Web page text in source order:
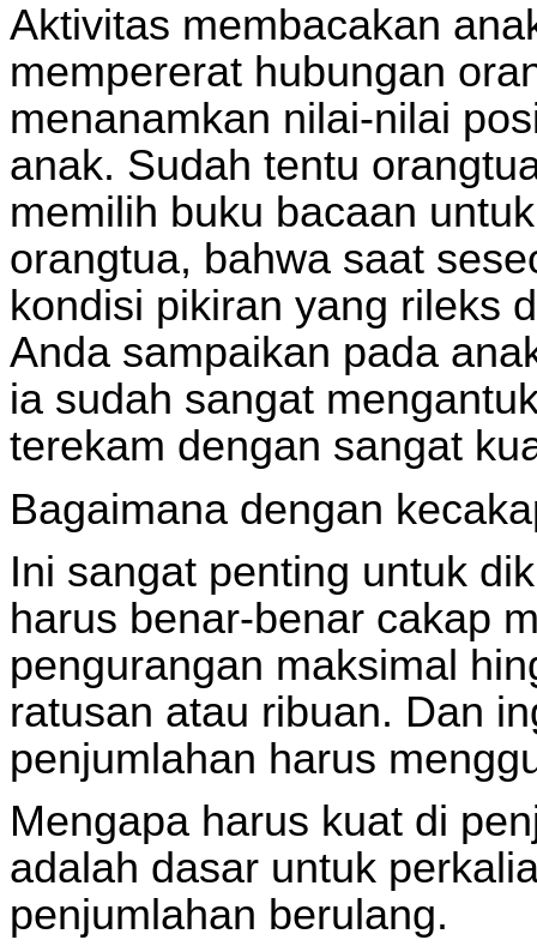
Aktivitas membacakan
mempererat hubungan
menanamkan nilai-nilai
anak. Sudah tentu
memilih buku bacaan
orangtua, bahwa saat
kondisi pikiran yang rileks
Anda sampaikan pada
ia sudah sangat
terekam dengan sangat
Bagaimana dengan
Ini sangat penting untuk
harus benar-benar cakap
pengurangan maksimal
ratusan atau ribuan. Dan
penjumlahan harus
Mengapa harus kuat di
adalah dasar untuk
penjumlahan berulang.